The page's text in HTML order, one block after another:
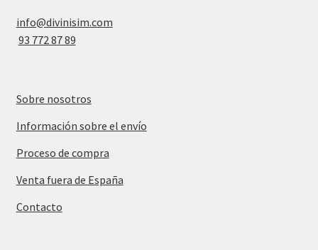
info@divinisim.com
93 772 87 89
Sobre nosotros
Información sobre el envío
Proceso de compra
Venta fuera de España
Contacto